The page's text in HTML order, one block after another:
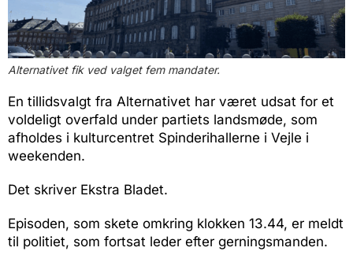
Alternativet fik ved valget fem mandater.
En tillidsvalgt fra Alternativet har været udsat for et
voldeligt overfald under partiets landsmøde, som
afholdes i kulturcentret Spinderihallerne i Vejle i
weekenden.
Det skriver Ekstra Bladet.
Episoden, som skete omkring klokken 13.44, er meldt
til politiet, som fortsat leder efter gerningsmanden.